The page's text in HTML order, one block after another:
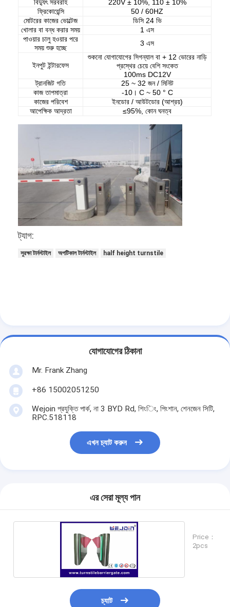
আমাদের সম্বন্ধে
কারখানা পরিদর্শন
turnstile ব্যারিয়ার গেইট
পার্কিং ব্যারিয়ার গেট
স্বয়ংক্রিয় ব্যারিয়ার গেইট
বিদ্যুৎ সরবরাহ
220V ± 10%, 110 ± 10%
ফ্রিকোয়েন্সি
50 / 60HZ
মোটরের কাজের ভোল্টেজ
ডিসি 24 ভি
খোলার বা বন্ধ করার সময়
1 এস
পাওয়ার চালু হওয়ার পরে
সময় শুরু হচ্ছে
3 এস
ইনপুট ইন্টারফেস
শুকনো যোগাযোগের সিগন্যাল বা + 12 ভোরের নাড়ি
প্রস্থের চেয়ে বেশি সংকেত
100ms DC12V
ট্রানজিট গতি
25 ~ 32 জন / মিনিট
কাজ তাপমাত্রা
-10। C ~ 50 ° C
কাজের পরিবেশ
ইনডোর / আউটডোর (আশ্রয়)
আপেক্ষিক আদ্রতা
≤95%, কোন ঘনত্ব
ট্যাগ:
সুরক্ষা টার্নস্টাইল অপটিকাল টার্নস্টাইল half height turnstile
যোগাযোগের ঠিকানা
Mr. Frank Zhang
+86 15002051250
Wejoin প্রযুক্তি পার্ক, না 3 BYD Rd, শিংিং, পিংশান, শেনজেন সিটি,
RPC.518118
এখন চ্যাট করুন
এর সেরা মূল্য পান
Price：
2pcs
চ্যাট